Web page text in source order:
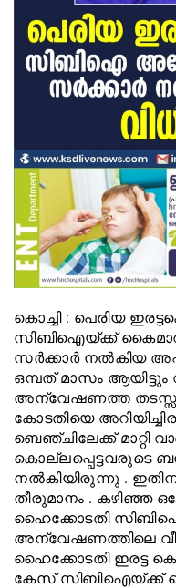
കൊച്ചി : പെരിയ
സിബിഐയ്ക്ക്
സർക്കാർ നൽകിയ
ഒമ്പത് മാസം ആയിട്ടും
അന്വേഷണത്ത
കോടതിയെ
ബെഞ്ചിലേക്ക് മാറ്റി
കൊല്ലപ്പെട്ടവരുടെ
നൽകിയിരുന്നു .
തീരുമാനം . കഴിഞ്ഞ
ഹൈക്കോടതി
അന്വേഷണത്തിലെ
ഹൈക്കോടതി ഇരട്ട
കേസ് സിബിഐയ്ക്ക്